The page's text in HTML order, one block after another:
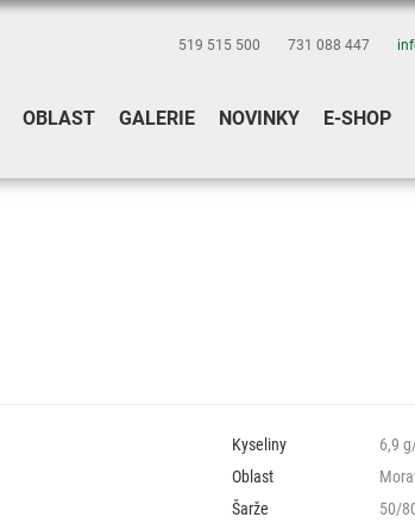
519 515 500 731 088 447
OBLAST GALERIE NOVINKY E-SHOP
Kyseliny
6,9
Oblast
Šarže
50/